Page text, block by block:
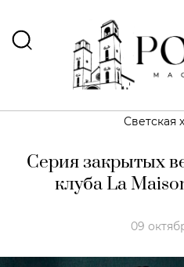
Светская
Серия закрытых
клуба La
09